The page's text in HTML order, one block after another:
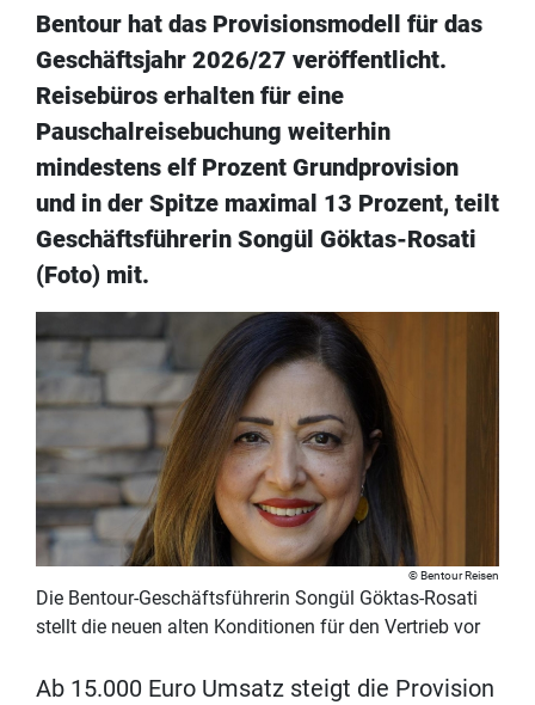
Bentour hat das Provisionsmodell für das
Geschäftsjahr 2026/27 veröffentlicht.
Reisebüros erhalten für eine
Pauschalreisebuchung weiterhin
mindestens elf Prozent Grundprovision
und in der Spitze maximal 13 Prozent, teilt
Geschäftsführerin Songül Göktas-Rosati
(Foto) mit.
Bentour Reisen
Die Bentour-Geschäftsführerin Songül Göktas-Rosati
stellt die neuen alten Konditionen für den Vertrieb vor
Ab 15.000 Euro Umsatz steigt die Provision